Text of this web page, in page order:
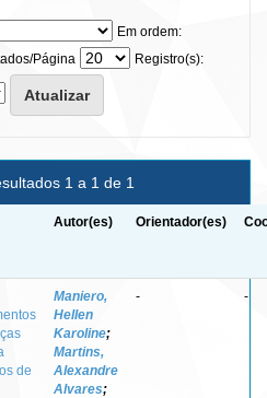
Em ordem:
Página
Registro(s):
1 a 1 de 1
Autor(es) Orientador(es)
de
Maniero,
Hellen
Karoline;
Martins,
Alexandre
Alvares;
- -